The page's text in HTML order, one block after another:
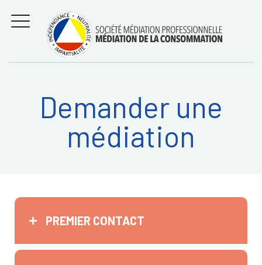
Régler les litiges
entre
consommateurs et
professionnels avec
la médiation de la
consommation
MENU
Recherche
Demander une
médiation
PREMIER CONTACT